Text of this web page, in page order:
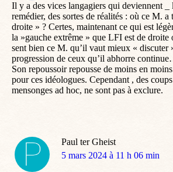
Il y a des vices langagiers qui deviennent _
remédier, des sortes de réalités : où ce M.
droite » ? Certes, maintenant ce qui est
la »gauche extrême » que LFI est de
sent bien ce M. qu’il vaut mieux « discuter
progression de ceux qu’il abhorre
Son repoussoir repousse de moins en
pour ces idéologues. Cependant , des
mensonges ad hoc, ne sont pas à exclure.
Paul ter Gheist
dit
5 mars 2024 à 11 h 06 min